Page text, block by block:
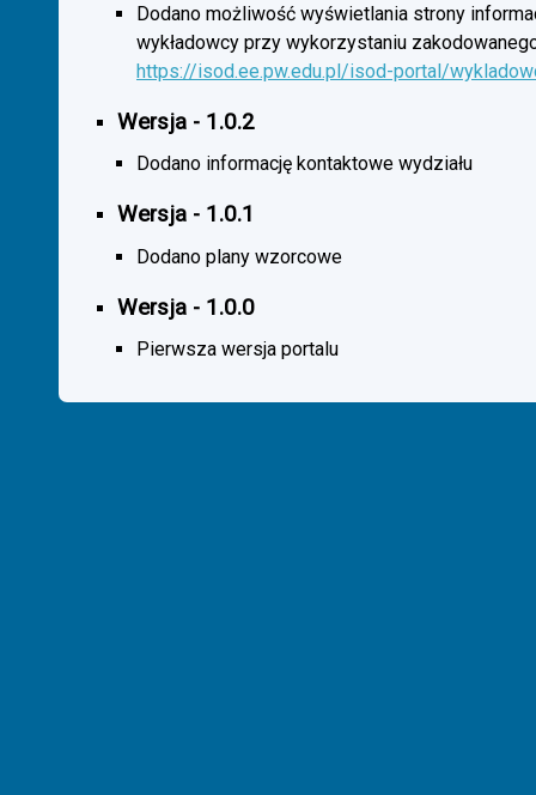
Dodano możliwość wyświetlania strony
wykładowcy przy wykorzystaniu
https://isod.ee.pw.edu.pl/isod-portal/
Wersja - 1.0.2
Dodano informację kontaktowe wydziału
Wersja - 1.0.1
Dodano plany wzorcowe
Wersja - 1.0.0
Pierwsza wersja portalu